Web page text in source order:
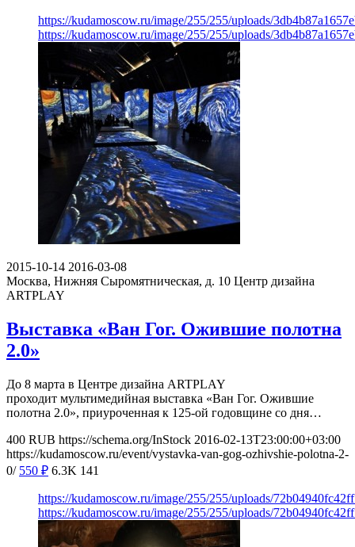
https://kudamoscow.ru/image/255/255/uploads/
https://kudamoscow.ru/image/255/255/uploads/
2015-10-14 2016-03-08
Москва, Нижняя Сыромятническая, д. 10 Центр дизайна
ARTPLAY
Выставка «Ван Гог. Ожившие полотна
2.0»
До 8 марта в Центре дизайна ARTPLAY
проходит мультимедийная выставка «Ван Гог. Ожившие
полотна 2.0», приуроченная к 125-ой годовщине со дня…
400 RUB https://schema.org/InStock 2016-02-13T23:00:00+03:00
https://kudamoscow.ru/event/vystavka-van-gog-ozhivshie-polotna-2-
0/ 550 ₽ 6.3K 141
https://kudamoscow.ru/image/255/255/uploads/
https://kudamoscow.ru/image/255/255/uploads/